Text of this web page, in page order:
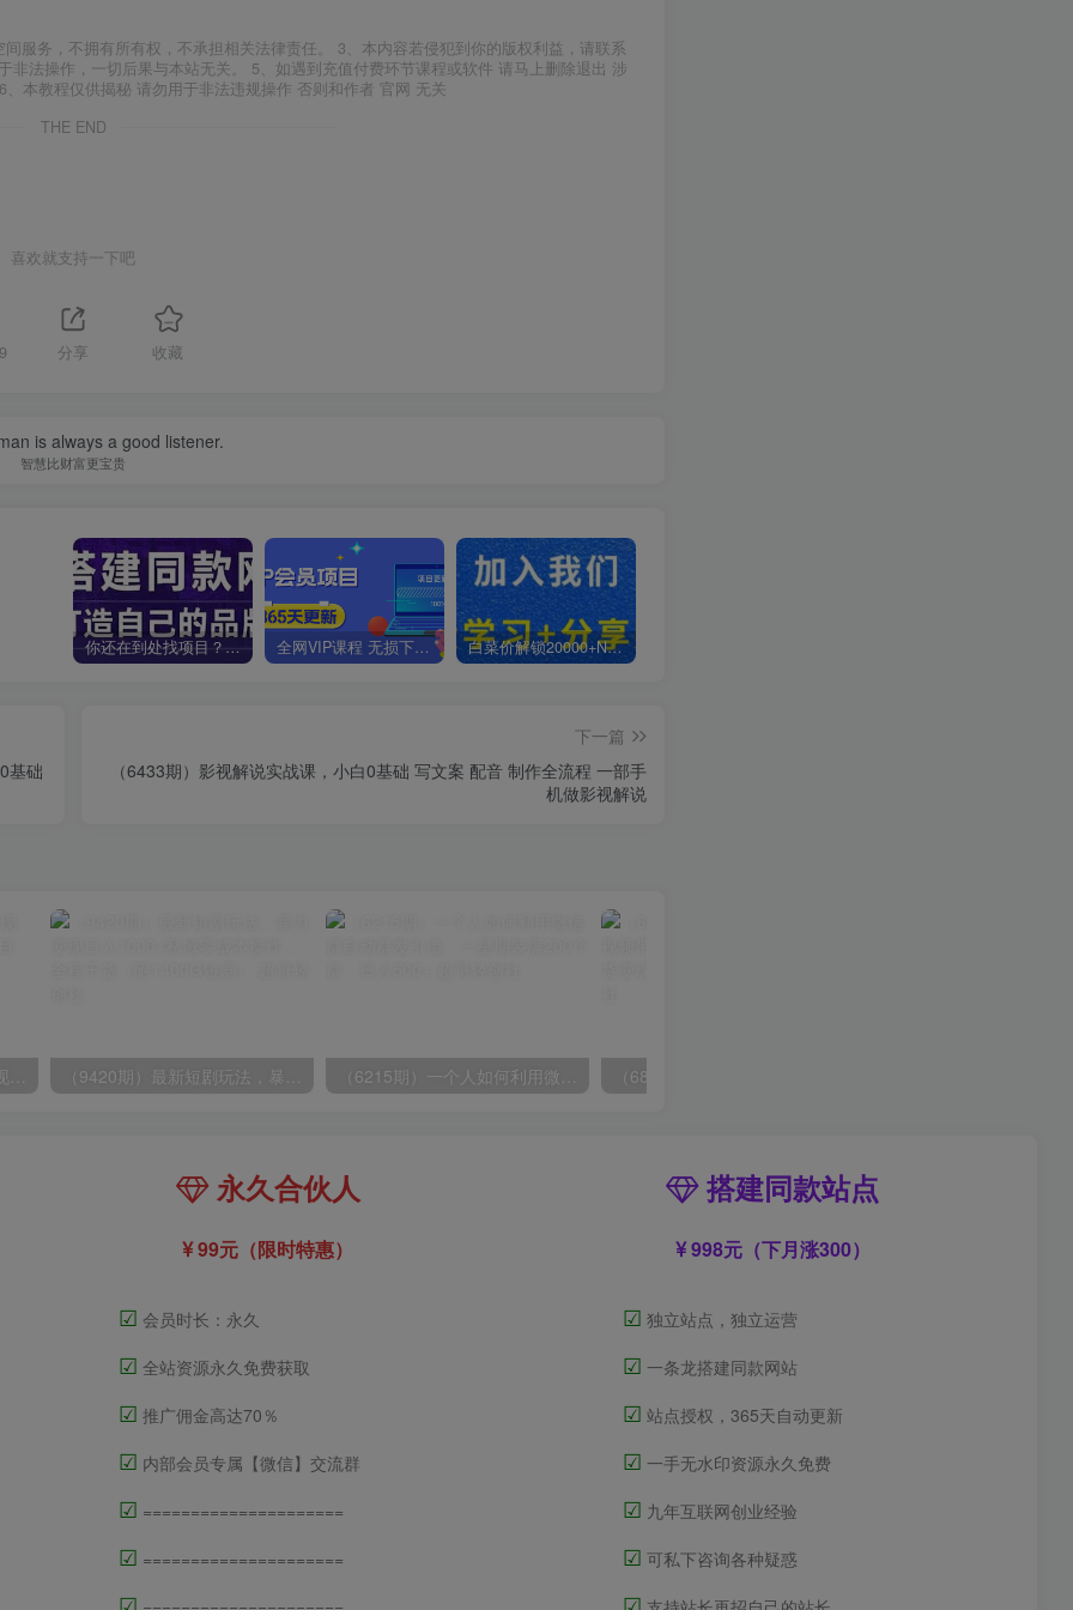
服务，不拥有所有权，不承担相关法律责任。 3、本内容若侵犯到你的版权利益，请联系
法操作，一切后果与本站无关。 5、如遇到充值付费环节课程或软件 请马上删除退出 涉
本教程仅供揭秘 请勿用于非法违规操作 否则和作者 官网 无关
THE END
喜欢就支持一下吧
分享 收藏
is always a good listener.
智慧比财富更宝贵
你还在到处找项目？还在当韭菜？我靠卖项目一个月收入5万+，曾经我也是个失败者。 全网VIP课程 无损下载~ 白菜价解锁20000+N个赚钱机会，加入超哥轻创社会员，全站资源免费学习。
基础
下一篇
（6433期）影视解说实战课，小白0基础 写文案 配音 制作全流程 一部手
机做影视解说
（8409期）几篇图文一周变现1500＋，深度拆解面试掘金项目，小白轻松上手 （9420期）最新短剧玩法，暴力变现日入1000+私域零成本操作，全程干货（附1400G短剧） （6215期）一个人如何利用微信群自动群发引流，一星期装满200个群，日入500+
永久合伙人
99元（限时特惠）
☑ 会员时长：永久
☑ 全站资源永久免费获取
☑ 推广佣金高达70％
☑ 内部会员专属【微信】交流群
☑ =====================
☑ =====================
搭建同款站点
998元（下月涨300）
☑ 独立站点，独立运营
☑ 一条龙搭建同款网站
☑ 站点授权，365天自动更新
☑ 一手无水印资源永久免费
☑ 九年互联网创业经验
☑ 可私下咨询各种疑惑